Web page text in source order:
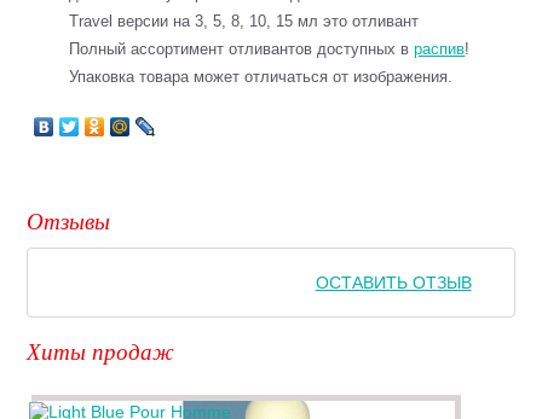
Travel версии на 3, 5, 8, 10, 15 мл это отливант
Полный ассортимент отливантов доступных враспив!
Упаковка товара может отличаться от изображения.
Отзывы
ОСТАВИТЬ ОТЗЫВ
Хиты продаж